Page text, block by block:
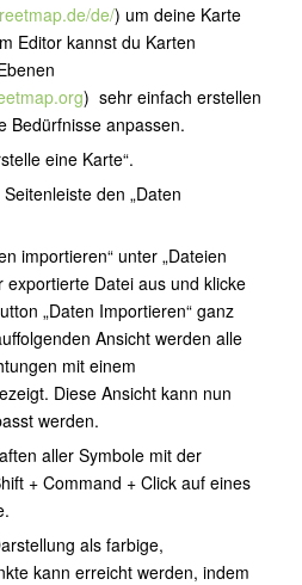
de/) um deine Karte
Editor kannst du Karten
) sehr einfach erstellen
Bedürfnisse anpassen.
eine Karte“.
den „Daten
importieren“ unter „Dateien
exportierte Datei aus und klicke
„Daten Importieren“ ganz
Ansicht werden alle
mit einem
Diese Ansicht kann nun
werden.
aller Symbole mit der
+ Command + Click auf eines
als farbige,
kann erreicht werden, indem